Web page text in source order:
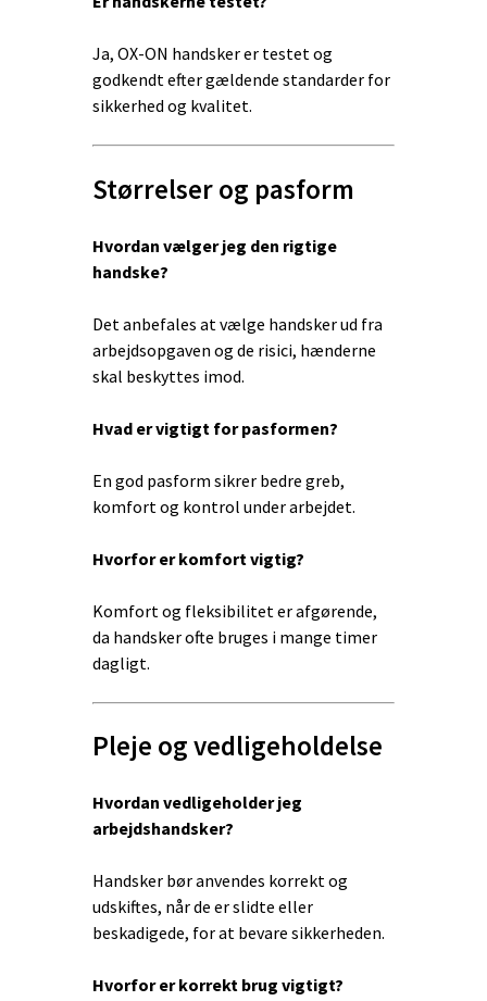
Ja, OX-ON handsker er testet og
godkendt efter gældende standarder for
sikkerhed og kvalitet.
Størrelser og pasform
Hvordan vælger jeg den rigtige
handske?
Det anbefales at vælge handsker ud fra
arbejdsopgaven og de risici, hænderne
skal beskyttes imod.
Hvad er vigtigt for pasformen?
En god pasform sikrer bedre greb,
komfort og kontrol under arbejdet.
Hvorfor er komfort vigtig?
Komfort og fleksibilitet er afgørende,
da handsker ofte bruges i mange timer
dagligt.
Pleje og vedligeholdelse
Hvordan vedligeholder jeg
arbejdshandsker?
Handsker bør anvendes korrekt og
udskiftes, når de er slidte eller
beskadigede, for at bevare sikkerheden.
Hvorfor er korrekt brug vigtigt?